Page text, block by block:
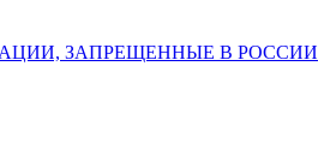
ЗАПРЕЩЕННЫЕ В РОССИИ